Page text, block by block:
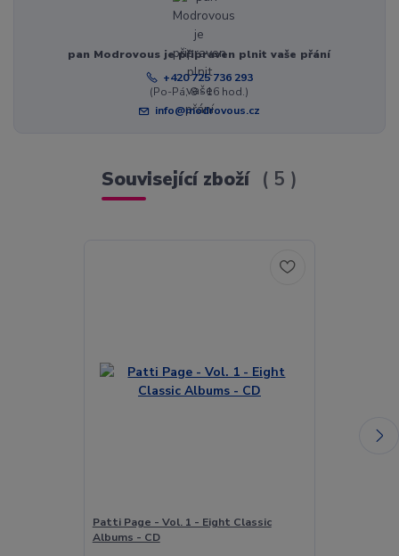
pan Modrovous je připraven plnit vaše přání
+420 725 736 293
(Po-Pá, 8 - 16 hod.)
info@modrovous.cz
Související zboží 5
Patti Page - Vol. 1 - Eight Classic
Albums - CD